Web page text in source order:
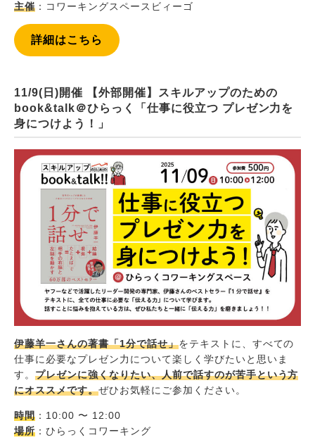
主催：コワーキングスペースビィーゴ
詳細はこちら
11/9(日)開催 【外部開催】スキルアップのための
book&talk＠ひらっく「仕事に役立つ プレゼン力を
身につけよう！」
伊藤羊一さんの著書「1分で話せ」をテキストに、すべての
仕事に必要なプレゼン力について楽しく学びたいと思いま
す。 プレゼンに強くなりたい、人前で話すのが苦手という方
にオススメです。ぜひお気軽にご参加ください。
時間：10:00 〜 12:00
場所：ひらっくコワーキング